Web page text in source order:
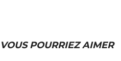
VOUS POURRIEZ AIMER